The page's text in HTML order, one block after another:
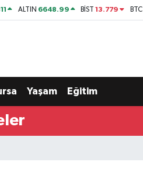
ALTIN 6648.99 BİST13.779 BTC
Yaşam Eğitim